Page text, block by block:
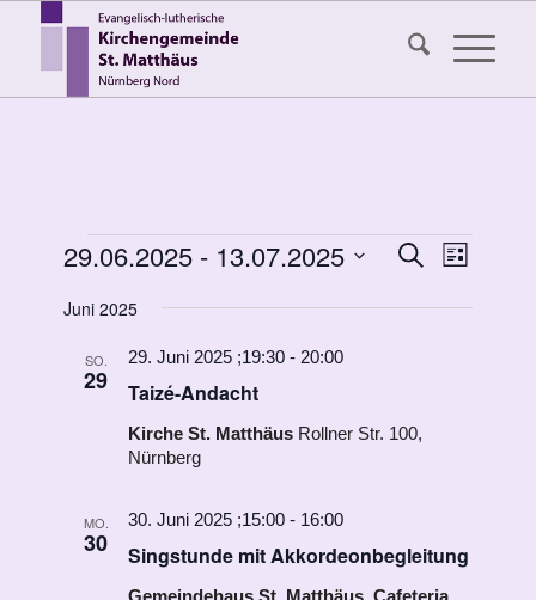
Veranstaltungen Suche
Liste
29.06.2025 - 13.07.2025
wählen.
Juni 2025
SO.
29 Taizé-Andacht
29. Juni 2025 ;19:30 - 20:00
Kirche St. Matthäus Rollner Str. 100,
Nürnberg
MO.
30 Singstunde mit Akkordeonbegleitung
30. Juni 2025 ;15:00 - 16:00
Gemeindehaus St. Matthäus, Cafeteria